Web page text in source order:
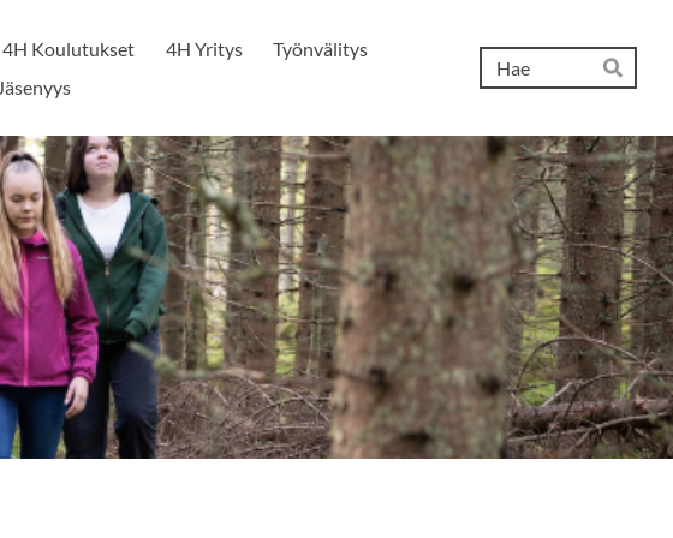
4H Koulutukset 4H Yritys
Työnvälitys
Jäsenyys Hae